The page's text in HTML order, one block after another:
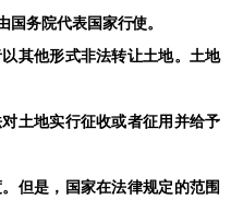
国务院代表国家行使。
其他形式非法转让土地。土地
土地实行征收或者征用并给予
但是，国家在法律规定的范围